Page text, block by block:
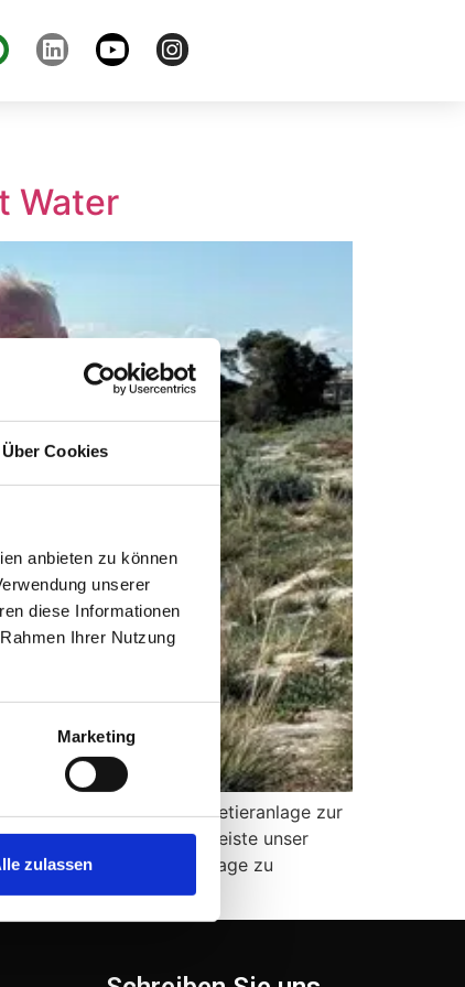
Über Cookies
anbieten zu können
unserer
diese Informationen
Ihrer Nutzung
Marketing
zulassen
Water
Trocknungs- und Pelletieranlage zur
Projekts reiste unser
der künftigen Anlage zu